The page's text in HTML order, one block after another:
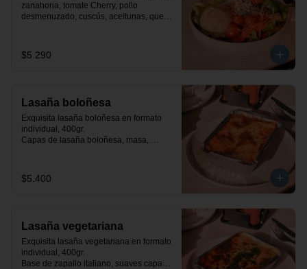
zanahoria, tomate Cherry, pollo
desmenuzado, cuscús, aceitunas, queso
$5.290
Lasaña boloñesa
Exquisita lasaña boloñesa en formato
individual, 400gr.
Capas de lasaña boloñesa, masa,
$5.400
Lasaña vegetariana
Exquisita lasaña vegetariana en formato
individual, 400gr.
Base de zapallo italiano, suaves capas